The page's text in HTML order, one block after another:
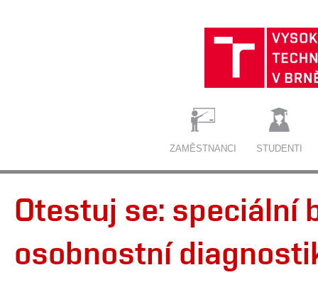
ZAMĚSTNANCI STUDENTI
Otestuj se: speciální
osobnostní